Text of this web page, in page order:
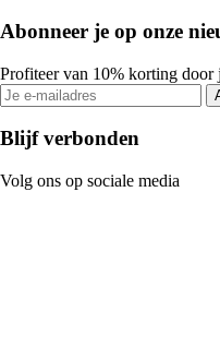
Abonneer je op onze
Profiteer van 10% korting door
Blijf verbonden
Volg ons op sociale media